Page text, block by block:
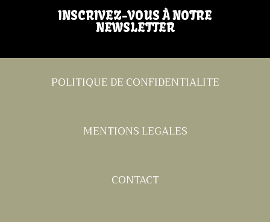
INSCRIVEZ-VOUS À NOTRE
NEWSLETTER
POLITIQUE DE CONFIDENTIALITE
MENTIONS LEGALES
CONTACT